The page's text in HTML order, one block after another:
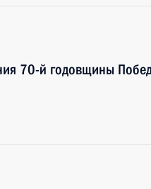
70-й годовщины